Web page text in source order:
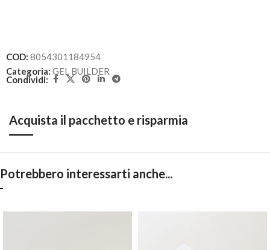
COD: 8054301184954
Categoria: GEL BUILDER
Condividi:
Acquista il pacchetto e risparmia
Potrebbero interessarti anche...